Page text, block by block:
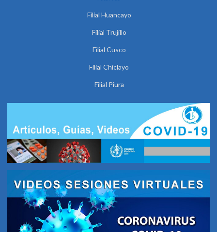
Filial Huancayo
Filial Trujillo
Filial Cusco
Filial Chiclayo
Filial Piura